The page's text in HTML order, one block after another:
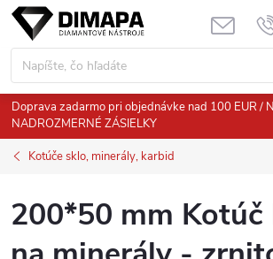
Prejsť
obsah
Doprava zadarmo pri objednávke nad 100 EUR /
NADROZMERNÉ ZÁSIELKY
Kotúče sklo, minerály, karbid
200*50 mm Kotúč